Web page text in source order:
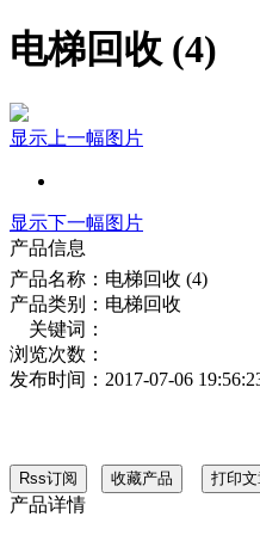
电梯回收 (4)
显示上一幅图片
显示下一幅图片
产品信息
产品名称： 电梯回收 (4)
产品类别： 电梯回收
关键词：
浏览次数：
发布时间： 2017-07-06
产品详情